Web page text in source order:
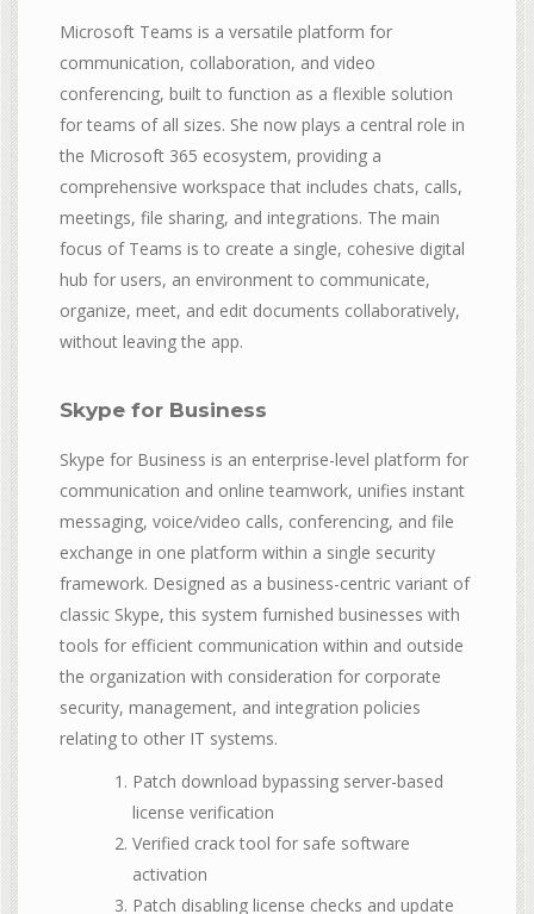
Microsoft Teams is a versatile platform for
communication, collaboration, and video
conferencing, built to function as a flexible solution
for teams of all sizes. She now plays a central role in
the Microsoft 365 ecosystem, providing a
comprehensive workspace that includes chats, calls,
meetings, file sharing, and integrations. The main
focus of Teams is to create a single, cohesive digital
hub for users, an environment to communicate,
organize, meet, and edit documents collaboratively,
without leaving the app.
Skype for Business
Skype for Business is an enterprise-level platform for
communication and online teamwork, unifies instant
messaging, voice/video calls, conferencing, and file
exchange in one platform within a single security
framework. Designed as a business-centric variant of
classic Skype, this system furnished businesses with
tools for efficient communication within and outside
the organization with consideration for corporate
security, management, and integration policies
relating to other IT systems.
Patch download bypassing server-based
license verification
Verified crack tool for safe software
activation
Patch disabling license checks and update